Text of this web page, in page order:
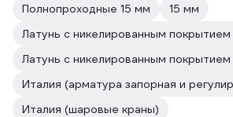
Полнопроходные 15 мм
15 мм
Латунь с никелированным
Италия (арматура запорная и
Италия (шаровые краны)